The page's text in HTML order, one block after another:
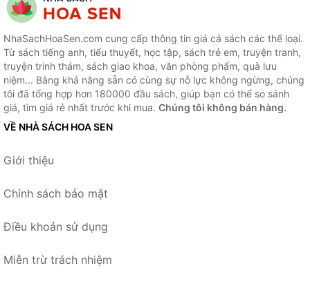
NhaSachHoaSen.com cung cấp thông tin giá cả sách các thể loại.
Từ sách tiếng anh, tiểu thuyết, học tập, sách trẻ em, truyện tranh,
truyện trinh thám, sách giao khoa, văn phòng phẩm, quà lưu
niệm... Bằng khả năng sẵn có cùng sự nỗ lực không ngừng, chúng
tôi đã tổng hợp hơn 180000 đầu sách, giúp bạn có thể so sánh
giá, tìm giá rẻ nhất trước khi mua. Chúng tôi không bán hàng.
VỀ NHÀ SÁCH HOA SEN
Giới thiệu
Chính sách bảo mật
Điều khoản sử dụng
Miễn trừ trách nhiệm